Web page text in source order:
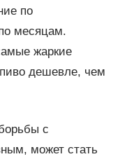
по
месяцам.
жаркие
дешевле, чем
с
может стать